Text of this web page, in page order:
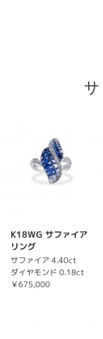
K18WG サファイア
リング
サファイア 4.40ct
ダイヤモンド 0.18ct
￥675,000